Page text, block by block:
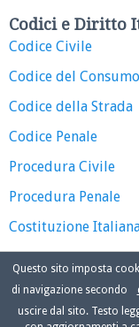
Codici e Diritto
Codice Civile
Codice del Consumo
Codice della Strada
Codice Penale
Procedura Civile
Procedura Penale
Costituzione
Questo sito imposta
di navigazione secondo
uscire dal sito. Testo